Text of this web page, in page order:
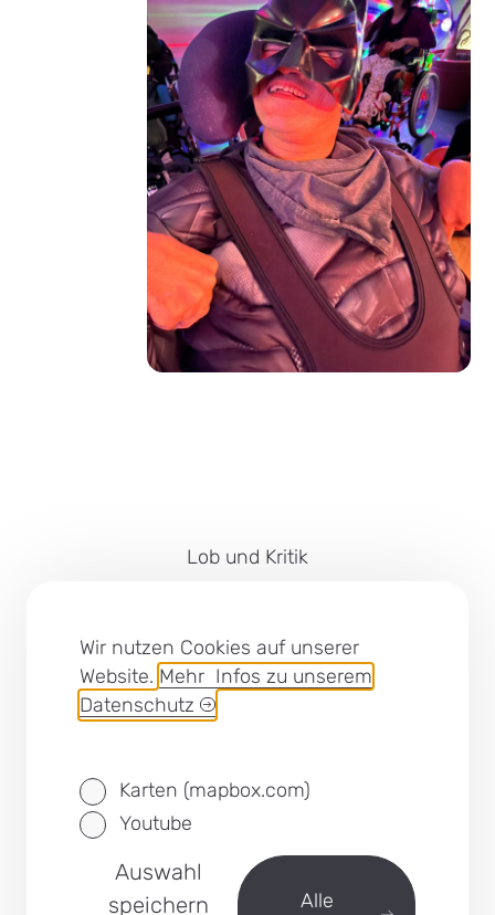
Wir nutzen Cookies auf unserer
Website. Mehr Infos zu unserem
Datenschutz
Karten (mapbox.com)
Youtube
Auswahl
speichern
Alle
zurück
Lob und Kritik
Barrierefreiheit
Cookies
SEB Leipzig bei Facebook